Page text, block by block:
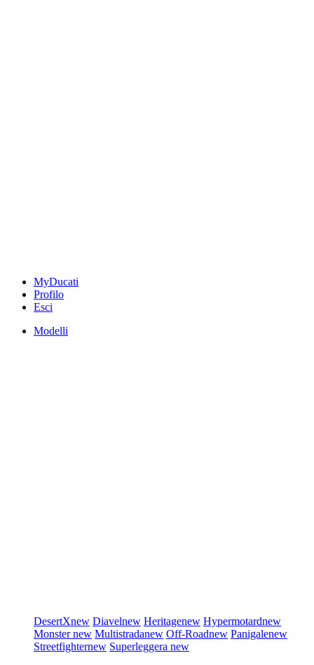
MyDucati
Profilo
Esci
Modelli
DesertXnew Diavelnew Heritagenew Hypermotardnew
Monsternew Multistradanew Off-Roadnew Panigalenew
Streetfighternew Superleggera new